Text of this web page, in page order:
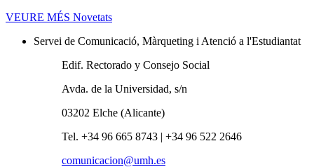
VEURE MÉS Novetats
Servei de Comunicació, Màrqueting i Atenció a l'Estudiantat
Edif. Rectorado y Consejo Social
Avda. de la Universidad, s/n
03202 Elche (Alicante)
Tel. +34 96 665 8743 | +34 96 522 2646
comunicacion@umh.es